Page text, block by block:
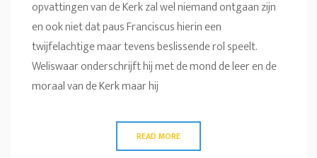
opvattingen van de Kerk zal wel niemand ontgaan zijn
en ook niet dat paus Franciscus hierin een
twijfelachtige maar tevens beslissende rol speelt.
Weliswaar onderschrijft hij met de mond de leer en de
moraal van de Kerk maar hij
READ MORE